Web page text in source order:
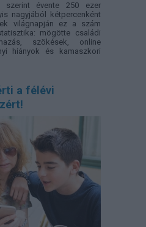
szerint évente 250 ezer
nagyjából kétpercenként
világnapján ez a szám
mögötte családi
szökések, online
hiányok és kamaszkori
a félévi